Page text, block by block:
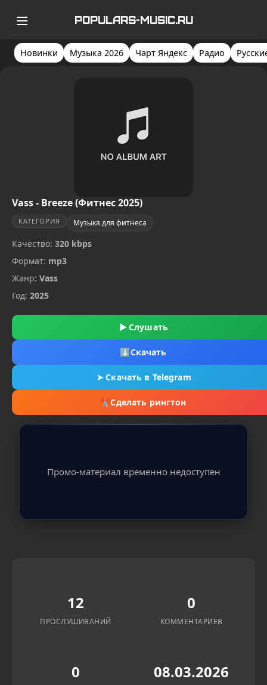
POPULARS-MUSIC.RU
Новинки Музыка 2026 Чарт Яндекс Радио
Vass - Breeze (Фитнес 2025)
КАТЕГОРИЯ Музыка для фитнеса
Качество: 320 kbps
Формат: mp3
Жанр: Vass
Год: 2025
▶ Слушать
⬇Скачать
➤Скачать в Telegram
✂Сделать рингтон
Промо-материал временно недоступен
12
ПРОСЛУШИВАНИЙ
0
КОММЕНТАРИЕВ
0 08.03.2026